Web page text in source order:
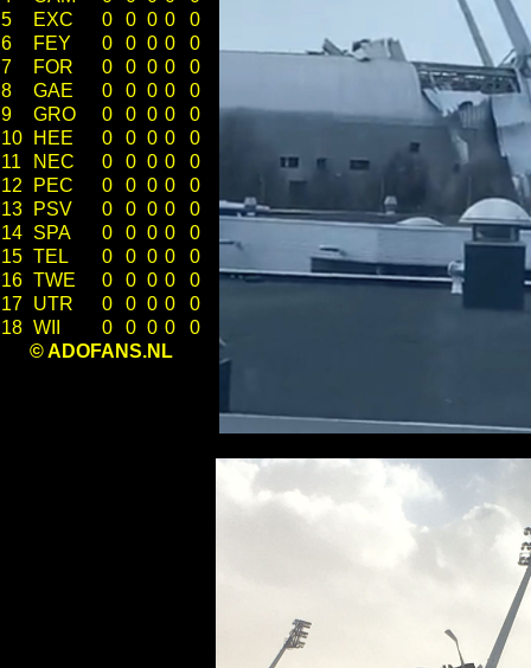
5
EXC 0 0 0 0
0
6
FEY 0 0 0 0
0
7
FOR 0 0 0 0
0
8
GAE 0 0 0 0
0
9
GRO 0 0 0 0
0
10
HEE 0 0 0 0
0
11
NEC 0 0 0 0
0
12
PEC 0 0 0 0
0
13
PSV 0 0 0 0
0
14 SPA 0 0 0 0
0
15 TEL 0 0 0 0
0
16 TWE 0 0 0 0
0
17 UTR 0 0 0 0
0
18 WII 0 0 0 0
0
© ADOFANS.NL